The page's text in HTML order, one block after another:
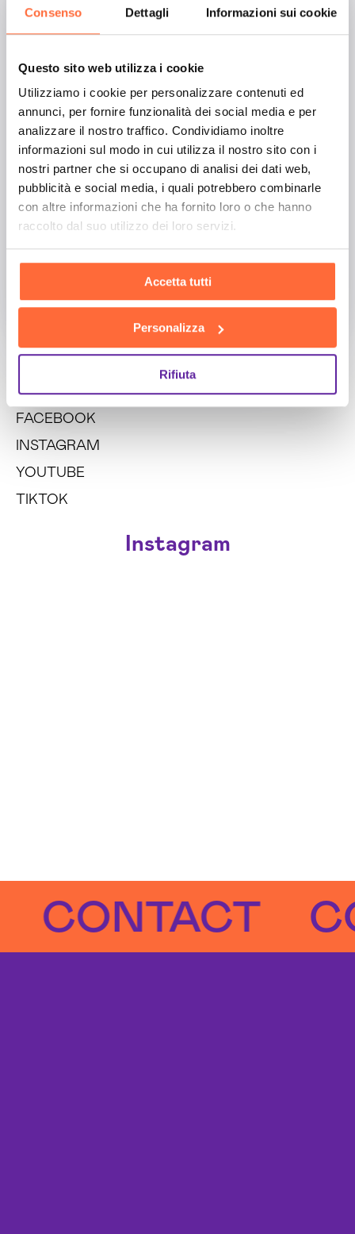
Consenso Dettagli Informazioni sui cookie
Questo sito web utilizza i cookie
Utilizziamo i cookie per personalizzare contenuti ed
annunci, per fornire funzionalità dei social media e per
analizzare il nostro traffico. Condividiamo inoltre
informazioni sul modo in cui utilizza il nostro sito con i
nostri partner che si occupano di analisi dei dati web,
pubblicità e social media, i quali potrebbero combinarle
con altre informazioni che ha fornito loro o che hanno
raccolto dal suo utilizzo dei loro servizi.
Accetta tutti
Personalizza
Rifiuta
INVIA
Social
LINKEDIN
FACEBOOK
INSTAGRAM
YOUTUBE
TIKTOK
Instagram